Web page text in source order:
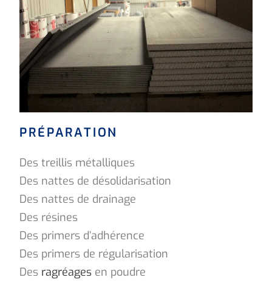
PRÉPARATION
Des treillis métalliques
Des nattes de désolidarisation
Des nattes de drainage
Des résines
Des primers d’adhérence
Des primers de régularisation
Des ragréages en poudre